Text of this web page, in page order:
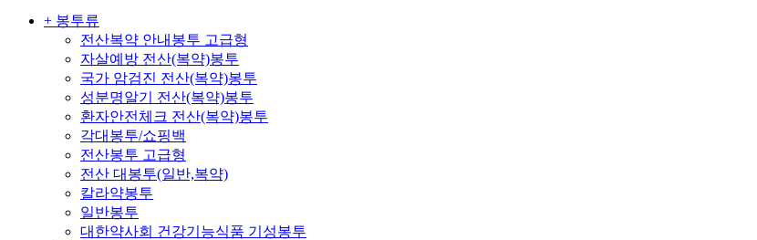
+ 봉투류
전산복약 안내봉투 고급형
자살예방 전산(복약)봉투
국가 암검진 전산(복약)봉투
성분명알기 전산(복약)봉투
환자안전체크 전산(복약)봉투
각대봉투/쇼핑백
전산봉투 고급형
전산 대봉투(일반,복약)
칼라약봉투
일반봉투
대한약사회 건강기능식품 기성봉투